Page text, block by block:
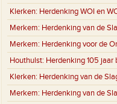
Klerken: Herdenking WOI en
Merkem: Herdenking van de
Merkem: Herdenking voor de
Houthulst: Herdenking 105 jaar
Klerken: Herdenking van de
Merkem: Herdenking van de